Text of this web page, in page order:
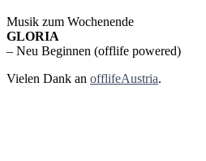
Musik zum Wochenende
GLORIA
– Neu Beginnen (offlife powered)
Vielen Dank an offlifeAustria.